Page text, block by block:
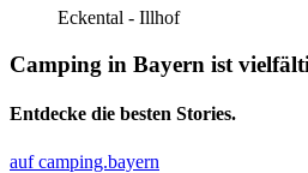
Eckental - Illhof
Camping in Bayern ist
Entdecke die besten Stories.
auf camping.bayern